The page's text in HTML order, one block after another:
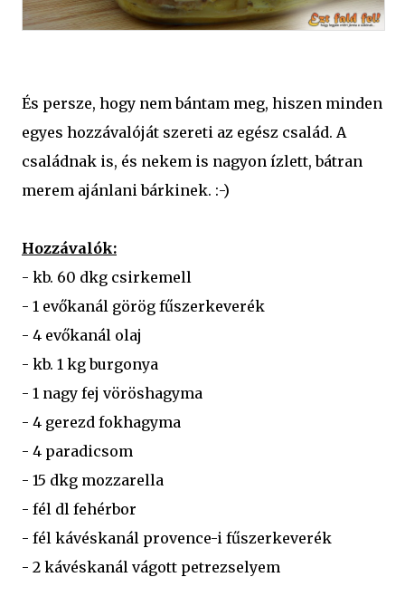
És persze, hogy nem bántam meg, hiszen minden
egyes hozzávalóját szereti az egész család. A
családnak is, és nekem is nagyon ízlett, bátran
merem ajánlani bárkinek. :-)
Hozzávalók:
- kb. 60 dkg csirkemell
- 1 evőkanál görög fűszerkeverék
- 4 evőkanál olaj
- kb. 1 kg burgonya
- 1 nagy fej vöröshagyma
- 4 gerezd fokhagyma
- 4 paradicsom
- 15 dkg mozzarella
- fél dl fehérbor
- fél kávéskanál provence-i fűszerkeverék
- 2 kávéskanál vágott petrezselyem